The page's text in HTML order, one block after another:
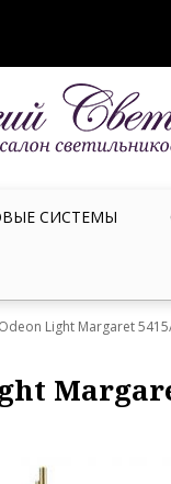
СИСТЕМЫ
Light Margaret